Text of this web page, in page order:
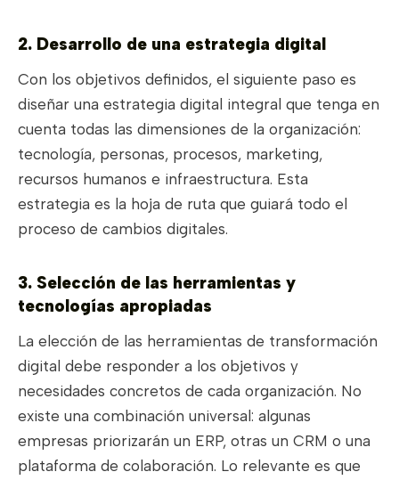
2. Desarrollo de una estrategia digital
Con los objetivos definidos, el siguiente paso es
diseñar una estrategia digital integral que tenga en
cuenta todas las dimensiones de la organización:
tecnología, personas, procesos, marketing,
recursos humanos e infraestructura. Esta
estrategia es la hoja de ruta que guiará todo el
proceso de cambios digitales.
3. Selección de las herramientas y
tecnologías apropiadas
La elección de las herramientas de transformación
digital debe responder a los objetivos y
necesidades concretos de cada organización. No
existe una combinación universal: algunas
empresas priorizarán un ERP, otras un CRM o una
plataforma de colaboración. Lo relevante es que